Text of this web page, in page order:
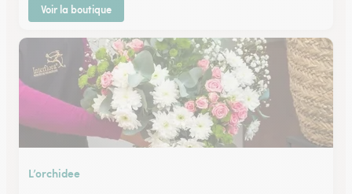
Voir la boutique
L’orchidee